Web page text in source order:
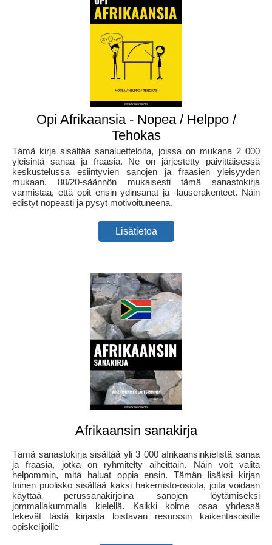
Opi Afrikaansia - Nopea / Helppo /
Tehokas
Tämä kirja sisältää sanaluetteloita, joissa on mukana 2 000
yleisintä sanaa ja fraasia. Ne on järjestetty päivittäisessä
keskustelussa esiintyvien sanojen ja fraasien yleisyyden
mukaan. 80/20-säännön mukaisesti tämä sanastokirja
varmistaa, että opit ensin ydinsanat ja -lauserakenteet. Näin
edistyt nopeasti ja pysyt motivoituneena.
Lisätietoa
Afrikaansin sanakirja
Tämä sanastokirja sisältää yli 3 000 afrikaansinkielistä sanaa
ja fraasia, jotka on ryhmitelty aiheittain. Näin voit valita
helpommin, mitä haluat oppia ensin. Tämän lisäksi kirjan
toinen puolisko sisältää kaksi hakemisto-osiota, joita voidaan
käyttää perussanakirjoina sanojen löytämiseksi
jommallakummalla kielellä. Kaikki kolme osaa yhdessä
tekevät tästä kirjasta loistavan resurssin kaikentasoisille
opiskelijoille